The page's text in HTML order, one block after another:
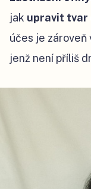
jak upravit tvar
účes je zároveň
jenž není příliš